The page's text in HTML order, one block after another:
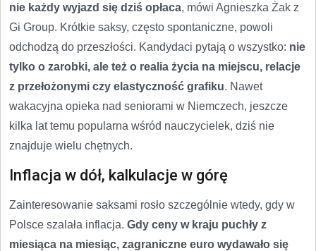
nie każdy wyjazd się dziś opłaca, mówi Agnieszka Żak z
Gi Group. Krótkie saksy, często spontaniczne, powoli
odchodzą do przeszłości. Kandydaci pytają o wszystko: nie
tylko o zarobki, ale też o realia życia na miejscu, relacje
z przełożonymi czy elastyczność grafiku. Nawet
wakacyjna opieka nad seniorami w Niemczech, jeszcze
kilka lat temu popularna wśród nauczycielek, dziś nie
znajduje wielu chętnych.
Inflacja w dół, kalkulacje w górę
Zainteresowanie saksami rosło szczególnie wtedy, gdy w
Polsce szalała inflacja. Gdy ceny w kraju puchły z
miesiąca na miesiąc, zagraniczne euro wydawało się